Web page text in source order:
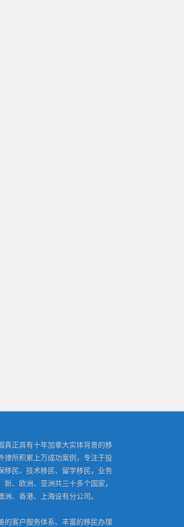
真正具有十年加拿大实体背景的移
律所积累上万成功案例，专注于投
移民、技术移民、留学移民，业务
新、欧洲、亚洲共三十多个国家，
洲、香港、上海设有分公司。
的客户服务体系、丰富的移民办理